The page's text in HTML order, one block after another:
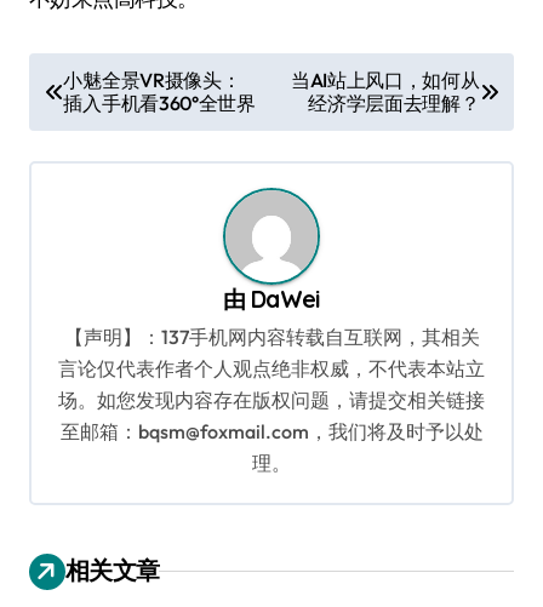
章
导
小魅全景VR摄像头：
插入手机看360°全世界
当AI站上风口，如何从
经济学层面去理解？
由 DaWei
【声明】：137手机网内容转载自互联网，其相关
言论仅代表作者个人观点绝非权威，不代表本站立
场。如您发现内容存在版权问题，请提交相关链接
至邮箱：bqsm@foxmail.com，我们将及时予以处
理。
相关文章